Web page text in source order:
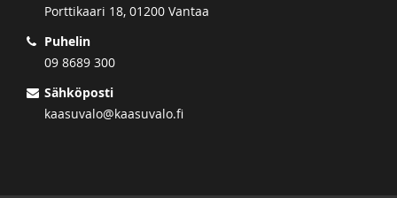
Porttikaari 18, 01200 Vantaa
Puhelin
09 8689 300
Sähköposti
kaasuvalo@kaasuvalo.fi